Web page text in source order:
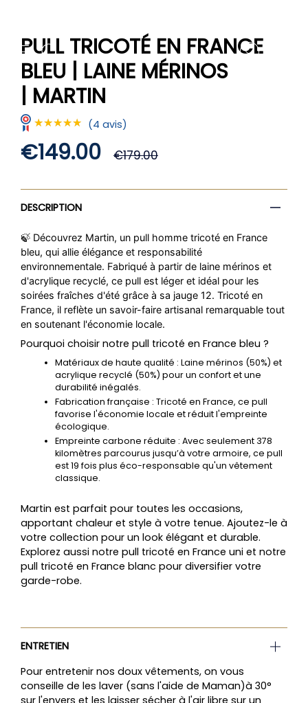
contenu
page
RECHERCHE COMPTE
PULL TRICOTÉ EN FRANCE
BLEU | LAINE MÉRINOS
| MARTIN
★★★★★
★★★★★
(4 avis)
€149.00
régulier
€179.00
DESCRIPTION
🍃 Découvrez Martin, un pull homme tricoté en France
bleu, qui allie élégance et responsabilité
environnementale. Fabriqué à partir de laine mérinos et
d'acrylique recyclé, ce pull est léger et idéal pour les
soirées fraîches d'été grâce à sa jauge 12. Tricoté en
France, il reflète un savoir-faire artisanal remarquable tout
en soutenant l'économie locale.
Pourquoi choisir notre pull tricoté en France bleu ?
Matériaux de haute qualité : Laine mérinos (50%) et
acrylique recyclé (50%) pour un confort et une
durabilité inégalés.
Fabrication française : Tricoté en France, ce pull
favorise l'économie locale et réduit l'empreinte
écologique.
Empreinte carbone réduite : Avec seulement 378
kilomètres parcourus jusqu’à votre armoire, ce pull
est 19 fois plus éco-responsable qu'un vêtement
classique.
Martin est parfait pour toutes les occasions,
apportant chaleur et style à votre tenue. Ajoutez-le à
votre collection pour un look élégant et durable.
Explorez aussi notre pull tricoté en France uni et notre
pull tricoté en France blanc pour diversifier votre
garde-robe.
ENTRETIEN
Pour entretenir nos doux vêtements, on vous
conseille de les laver (sans l'aide de Maman)à 30°
sur l'envers et les laisser sécher à l'air libre sur un